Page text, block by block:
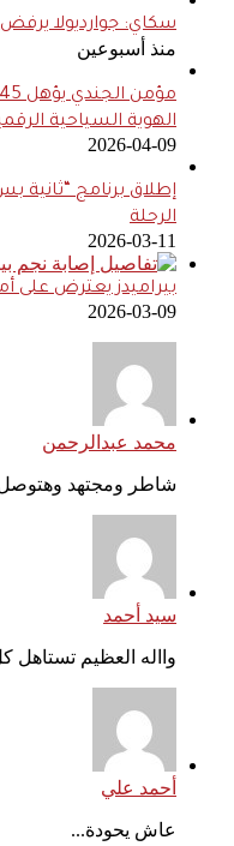
سكاي: جوارديولا
منذ أسبوعين
الهوية السياحية
2026-04-09
إطلاق برنامج
الرحلة
2026-03-11
بيراميدز يعترض على
2026-03-09
محمد عبدالرحمن
شاطر ومجتهد وهتوصل
سيد أحمد
وااله العظيم تستاهل
أحمد علي
عاش يحودة...